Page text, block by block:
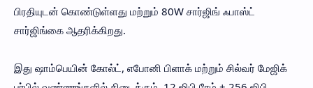
பிரதியுடன் கொண்டுள்ளது மற்றும் 80W சார்ஜிங் ஃபாஸ்ட்
சார்ஜிங்கை ஆதரிக்கிறது.
இது ஷாம்பெயின் கோல்ட், எபோனி பிளாக் மற்றும் சில்வர் மேஜிக்